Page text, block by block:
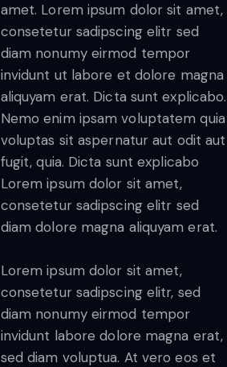
amet. Lorem ipsum dolor sit amet,
consetetur sadipscing elitr sed
diam nonumy eirmod tempor
invidunt ut labore et dolore magna
aliquyam erat. Dicta sunt explicabo.
Nemo enim ipsam voluptatem quia
voluptas sit aspernatur aut odit aut
fugit, quia. Dicta sunt explicabo
Lorem ipsum dolor sit amet,
consetetur sadipscing elitr sed
diam dolore magna aliquyam erat.
Lorem ipsum dolor sit amet,
consetetur sadipscing elitr, sed
diam nonumy eirmod tempor
invidunt labore dolore magna erat,
sed diam voluptua. At vero eos et